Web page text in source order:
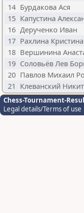
14 Бурдакова Ася
15 Капустина
16 Дерученко Иван
17 Рахлина
18 Вершинина
19 Соловьёв Лев
20 Павлов Михаил
21 Клеванский
Chess-Tournament-
Legal details/Terms of use